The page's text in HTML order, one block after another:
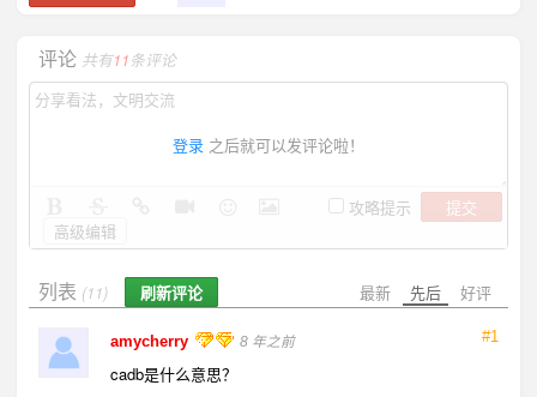
评论 共有11条评论
登录 之后就可以发评论啦！
攻略提示
提交
高级编辑
最新 先后 好评
列表 (11) 刷新评论
#1
amycherry 8 年之前
cadb是什么意思？